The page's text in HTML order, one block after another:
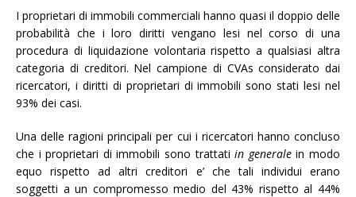
I proprietari di immobili commerciali hanno quasi il doppio delle
probabilità che i loro diritti vengano lesi nel corso di una
procedura di liquidazione volontaria rispetto a qualsiasi altra
categoria di creditori. Nel campione di CVAs considerato dai
ricercatori, i diritti di proprietari di immobili sono stati lesi nel
93% dei casi.
Una delle ragioni principali per cui i ricercatori hanno concluso
che i proprietari di immobili sono trattatiin generalein modo
equo rispetto ad altri creditori e’ che tali individui erano
soggetti a un compromesso medio del 43% rispetto al 44%